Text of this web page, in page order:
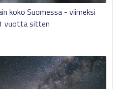
koko Suomessa - viimeksi
vuotta sitten